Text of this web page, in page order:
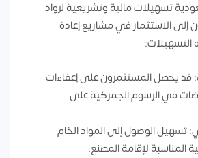
تسهيلات مالية وتشريعية لرواد
إلى الاستثمار في مشاريع إعادة
التسهيلات:
قد يحصل المستثمرون على إعفاءات
في الرسوم الجمركية على
تسهيل الوصول إلى المواد الخام
المناسبة لإقامة المصنع.